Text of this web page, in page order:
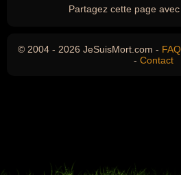
Partagez cette page
© 2004 - 2026 JeSuisMort.com - FAQ
- Contact